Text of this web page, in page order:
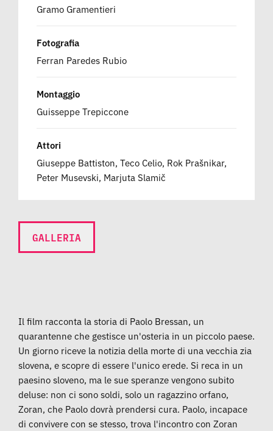
Gramo Gramentieri
Fotografia
Ferran Paredes Rubio
Montaggio
Guisseppe Trepiccone
Attori
Giuseppe Battiston, Teco Celio, Rok Prašnikar,
Peter Musevski, Marjuta Slamič
GALLERIA
Il film racconta la storia di Paolo Bressan, un
quarantenne che gestisce un'osteria in un piccolo paese.
Un giorno riceve la notizia della morte di una vecchia zia
slovena, e scopre di essere l'unico erede. Si reca in un
paesino sloveno, ma le sue speranze vengono subito
deluse: non ci sono soldi, solo un ragazzino orfano,
Zoran, che Paolo dovrà prendersi cura. Paolo, incapace
di convivere con se stesso, trova l'incontro con Zoran